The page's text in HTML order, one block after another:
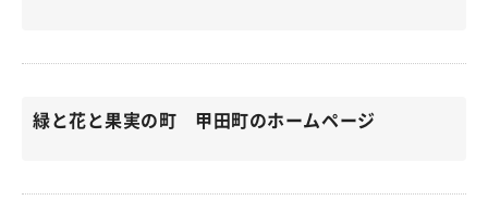
緑と花と果実の町 甲田町のホームページ